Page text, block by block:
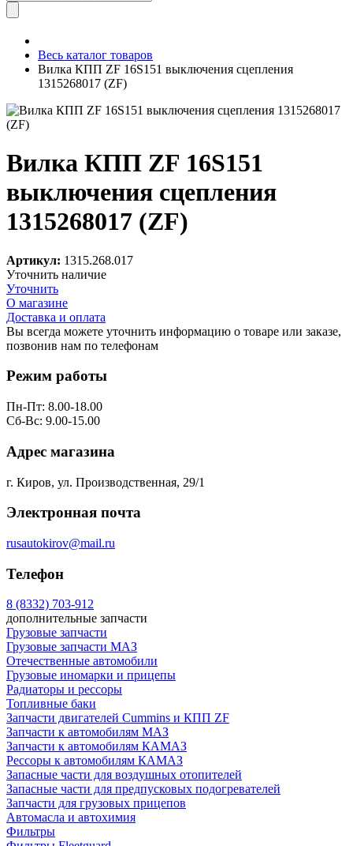
Весь каталог товаров
Вилка КПП ZF 16S151 выключения сцепления
1315268017 (ZF)
Вилка КПП ZF 16S151
выключения сцепления
1315268017 (ZF)
Артикул: 1315.268.017
Уточнить наличие
Уточнить
О магазине
Доставка и оплата
Вы всегда можете уточнить информацию о товаре или заказе,
позвонив нам по телефонам
Режим работы
Пн-Пт: 8.00-18.00
Сб-Вс: 9.00-15.00
Адрес магазина
г. Киров, ул. Производственная, 29/1
Электронная почта
rusautokirov@mail.ru
Телефон
8 (8332) 703-912
дополнительные запчасти
Грузовые запчасти
Грузовые запчасти МАЗ
Отечественные автомобили
Грузовые иномарки и прицепы
Радиаторы и рессоры
Топливные баки
Запчасти двигателей Cummins и КПП ZF
Запчасти к автомобилям МАЗ
Запчасти к автомобилям КАМАЗ
Рессоры к автомобилям КАМАЗ
Запасные части для воздушных отопителей
Запасные части для предпусковых подогревателей
Запчасти для грузовых прицепов
Автомасла и автохимия
Фильтры